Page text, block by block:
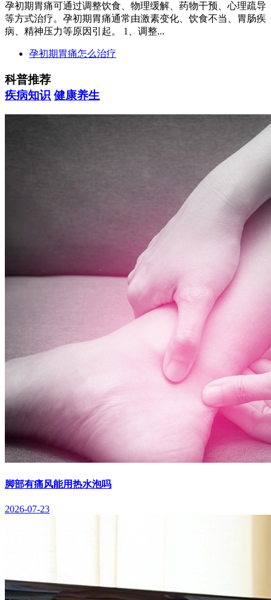
孕初期胃痛可通过调整饮食、物理缓解、药物干预、心理疏导
等方式治疗。孕初期胃痛通常由激素变化、饮食不当、胃肠疾
病、精神压力等原因引起。 1、调整...
孕初期胃痛怎么治疗
科普推荐
疾病知识 健康养生
脚部有痛风能用热水泡吗
2026-07-23